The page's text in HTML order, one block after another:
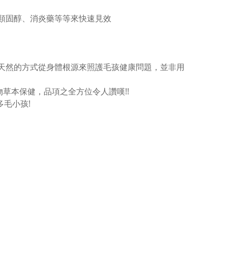
固醇、消炎藥等等來快速見效
的方式從身體根源來照護毛孩健康問題，並非用
本保健，品項之全方位令人讚嘆!!
毛小孩!